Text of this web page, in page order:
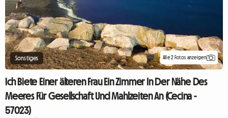
Sonstiges Alle 2 Fotos anzeigen
Ich Biete Einer älteren Frau Ein Zimmer In Der Nähe Des
Meeres Für Gesellschaft Und Mahlzeiten An (Cecina -
57023)